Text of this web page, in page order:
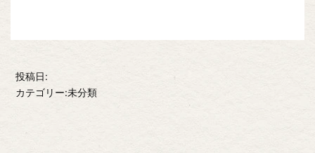
投稿日:
カテゴリー:未分類